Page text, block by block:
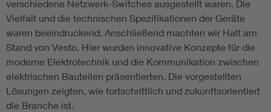
verschiedene Netzwerk-Switches ausgestellt waren. Die
Vielfalt und die technischen Spezifikationen der Geräte
waren beeindruckend. Anschließend machten wir Halt am
Stand von Vesto. Hier wurden innovative Konzepte für die
moderne Elektrotechnik und die Kommunikation zwischen
elektrischen Bauteilen präsentierten. Die vorgestellten
Lösungen zeigten, wie fortschrittlich und zukunftsorientiert
die Branche ist.